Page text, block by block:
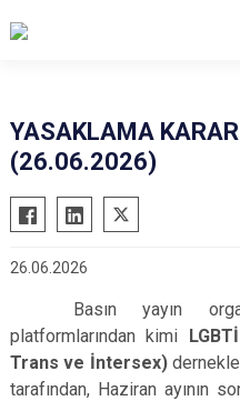
Aliağa
Balçova
Bergama
Bornova
Buca
Kınık
YASAKLAMA
(26.06.2026)
26.06.2026
Basın yayın
platformlarından kimi
Trans ve İntersex)
tarafından, Haziran ayının